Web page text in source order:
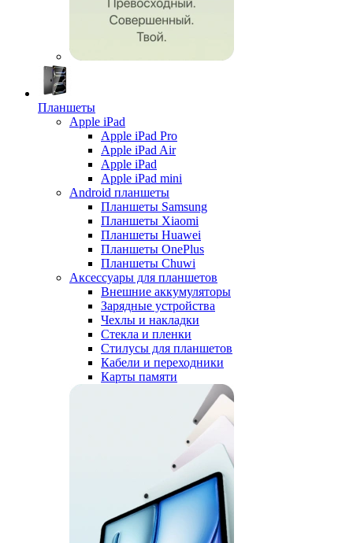
Планшеты
Apple iPad
Apple iPad Pro
Apple iPad Air
Apple iPad
Apple iPad mini
Android планшеты
Планшеты Samsung
Планшеты Xiaomi
Планшеты Huawei
Планшеты OnePlus
Планшеты Chuwi
Аксессуары для планшетов
Внешние аккумуляторы
Зарядные устройства
Чехлы и накладки
Стекла и пленки
Стилусы для планшетов
Кабели и переходники
Карты памяти